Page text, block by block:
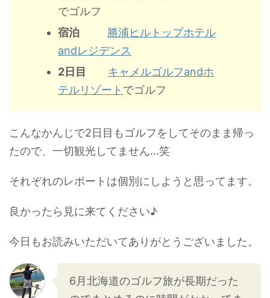
でゴルフ
宿泊
勝浦ヒルトップホテル
andレジデンス
2日目
キャメルゴルフandホ
テルリゾート でゴルフ
こんなかんじで2日目もゴルフをしてそのまま帰っ
たので、一切観光してません...笑
それぞれのレポートは個別にしようと思ってます。
良かったら見に来てください♪
今日もお読みいただいてありがとうございました。
6月北海道のゴルフ旅が長期だった